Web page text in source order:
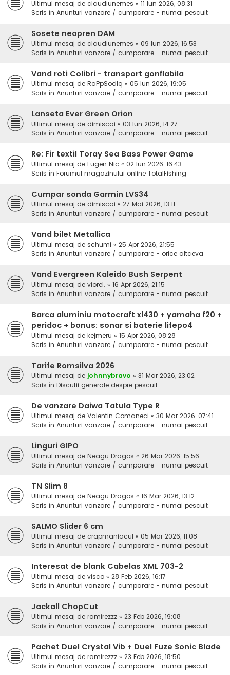
Ultimul mesaj de claudiunemes « 11 Iun 2026, 08:31
Scris în Anunturi vanzare / cumparare - numai pescuit
Sosete neopren DAM
Ultimul mesaj de claudiunemes « 09 Iun 2026, 16:53
Scris în Anunturi vanzare / cumparare - numai pescuit
Vand roti Colibri - transport gonflabila
Ultimul mesaj de RaPpSodIq « 05 Iun 2026, 19:05
Scris în Anunturi vanzare / cumparare - numai pescuit
Lanseta Ever Green Orion
Ultimul mesaj de dimiscai « 03 Iun 2026, 14:27
Scris în Anunturi vanzare / cumparare - numai pescuit
Re: Fir textil Toray Sea Bass Power Game
Ultimul mesaj de Eugen Nic « 02 Iun 2026, 16:43
Scris în Forumul magazinului online TotalFishing
Cumpar sonda Garmin LVS34
Ultimul mesaj de dimiscai « 27 Mai 2026, 13:11
Scris în Anunturi vanzare / cumparare - numai pescuit
Vand bilet Metallica
Ultimul mesaj de schumi « 25 Apr 2026, 21:55
Scris în Anunturi vanzare / cumparare - orice altceva
Vand Evergreen Kaleido Bush Serpent
Ultimul mesaj de viorel. « 16 Apr 2026, 21:15
Scris în Anunturi vanzare / cumparare - numai pescuit
Barca aluminiu motocraft xl430 + yamaha f20 +
peridoc + bonus: sonar si baterie lifepo4
Ultimul mesaj de kejmeru « 15 Apr 2026, 08:28
Scris în Anunturi vanzare / cumparare - numai pescuit
Tarife Romsilva 2026
Ultimul mesaj de johnnybravo « 31 Mar 2026, 23:02
Scris în Discutii generale despre pescuit
De vanzare Daiwa Tatula Type R
Ultimul mesaj de Valentin Comaneci « 30 Mar 2026, 07:41
Scris în Anunturi vanzare / cumparare - numai pescuit
Linguri GIPO
Ultimul mesaj de Neagu Dragos « 26 Mar 2026, 15:56
Scris în Anunturi vanzare / cumparare - numai pescuit
TN Slim 8
Ultimul mesaj de Neagu Dragos « 16 Mar 2026, 13:12
Scris în Anunturi vanzare / cumparare - numai pescuit
SALMO Slider 6 cm
Ultimul mesaj de crapmaniacul « 05 Mar 2026, 11:08
Scris în Anunturi vanzare / cumparare - numai pescuit
Interesat de blank Cabelas XML 703-2
Ultimul mesaj de visco « 28 Feb 2026, 16:17
Scris în Anunturi vanzare / cumparare - numai pescuit
Jackall ChopCut
Ultimul mesaj de ramirezzz « 23 Feb 2026, 19:08
Scris în Anunturi vanzare / cumparare - numai pescuit
Pachet Duel Crystal Vib + Duel Fuze Sonic Blade
Ultimul mesaj de ramirezzz « 23 Feb 2026, 18:50
Scris în Anunturi vanzare / cumparare - numai pescuit